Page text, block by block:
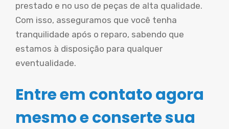
prestado e no uso de peças de alta qualidade.
Com isso, asseguramos que você tenha
tranquilidade após o reparo, sabendo que
estamos à disposição para qualquer
eventualidade.
Entre em contato agora
mesmo e conserte sua